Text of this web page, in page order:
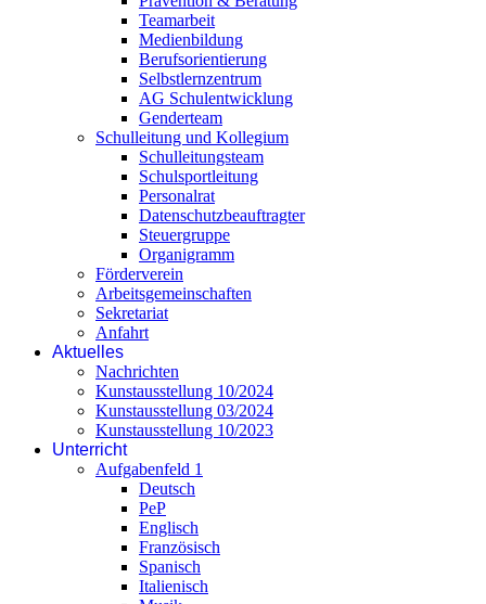
Teamarbeit
Medienbildung
Berufsorientierung
Selbstlernzentrum
AG Schulentwicklung
Genderteam
Schulleitung und Kollegium
Schulleitungsteam
Schulsportleitung
Personalrat
Datenschutzbeauftragter
Steuergruppe
Organigramm
Förderverein
Arbeitsgemeinschaften
Sekretariat
Anfahrt
Aktuelles
Nachrichten
Kunstausstellung 10/2024
Kunstausstellung 03/2024
Kunstausstellung 10/2023
Unterricht
Aufgabenfeld 1
Deutsch
PeP
Englisch
Französisch
Spanisch
Italienisch